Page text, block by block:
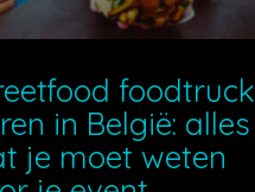
foodtruck
in België: alles
je moet weten